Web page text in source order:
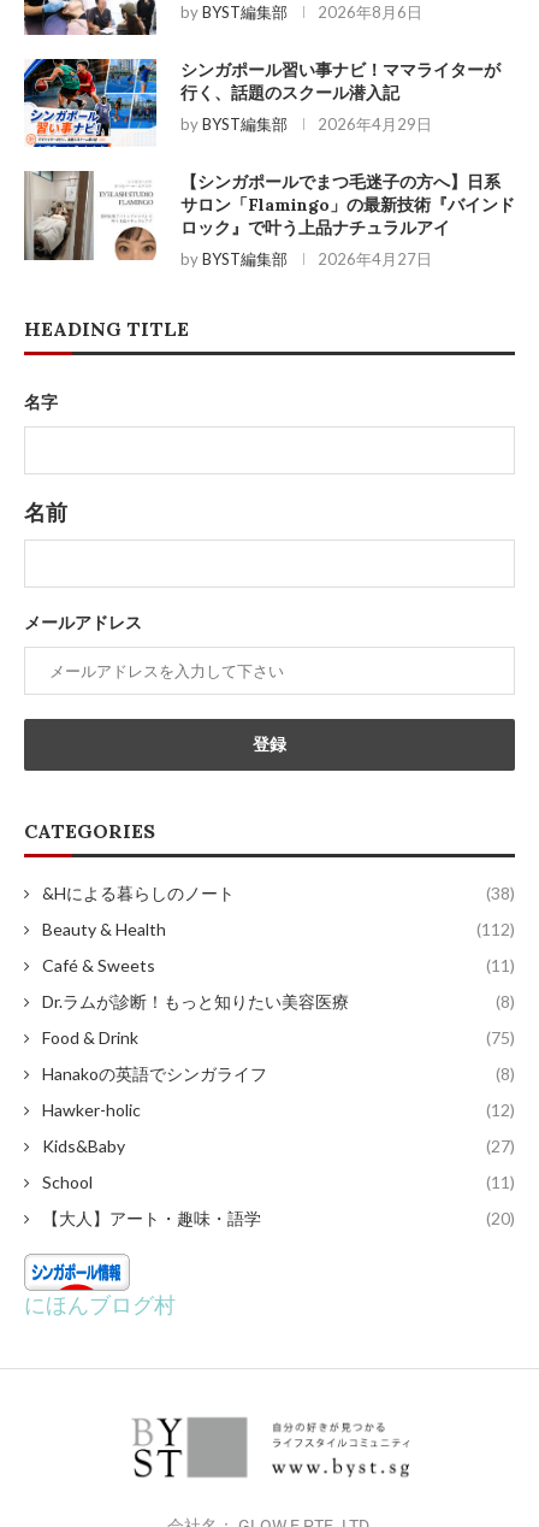
byBYST編集部 2026年8月6日
シンガポール習い事ナビ！ママライターが
行く、話題のスクール潜入記
byBYST編集部 2026年4月29日
【シンガポールでまつ毛迷子の方へ】日系
サロン「Flamingo」の最新技術『バインド
ロック』で叶う上品ナチュラルアイ
byBYST編集部 2026年4月27日
HEADING TITLE
名字
名前
メールアドレス
CATEGORIES
&Hによる暮らしのノート
(38)
Beauty & Health
(112)
Café & Sweets
(11)
Dr.ラムが診断！もっと知りたい美容医療
(8)
Food & Drink
(75)
Hanakoの英語でシンガライフ
(8)
Hawker-holic
(12)
Kids&Baby
(27)
School
(11)
【大人】アート・趣味・語学
(20)
にほんブログ村